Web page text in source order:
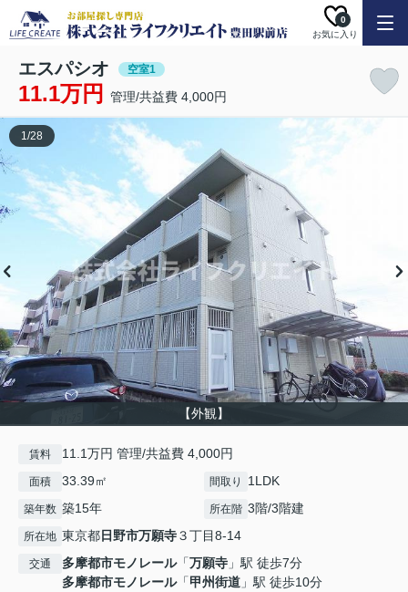
お気に入り
0
エスパシオ 空室1
11.1万円 管理/共益費 4,000円
【外観】
1/28
賃料 11.1万円 管理/共益費 4,000円
面積 33.39㎡ 間取り 1LDK
築年数 築15年 所在階 3階/3階建
所在地 東京都日野市万願寺３丁目8-14
交通 多摩都市モノレール「万願寺 」駅 徒歩7分
多摩都市モノレール「甲州街道 」駅 徒歩10分